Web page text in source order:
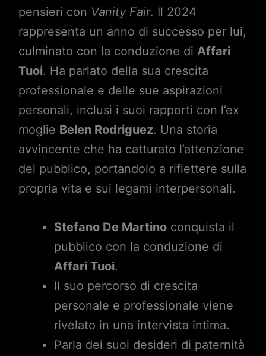
pensieri con Vanity Fair. Il 2024
rappresenta un anno di successo per lui,
culminato con la conduzione di Affari
Tuoi. Ha parlato della sua crescita
professionale e delle sue aspirazioni
personali, inclusi i suoi rapporti con l’ex
moglie Belen Rodriguez. Una storia
avvincente che ha catturato l’attenzione
del pubblico, portandolo a riflettere sulla
propria vita e sui legami interpersonali.
Stefano De Martinoconquista il
pubblico con la conduzione di
Affari Tuoi.
Il suo percorso di crescita
personale e professionale viene
rivelato in una intervista intima.
Parla dei suoi desideri di paternità